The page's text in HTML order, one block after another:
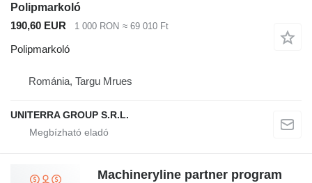
Polipmarkoló
190,60 EUR
1 000 RON ≈ 69 010 Ft
Polipmarkoló
Románia, Targu Mrues
UNITERRA GROUP S.R.L.
Machineryline partner program